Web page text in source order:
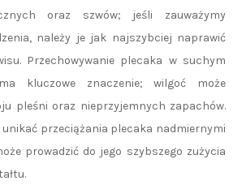
oraz szwów; jeśli zauważymy
należy je jak najszybciej naprawić
Przechowywanie plecaka w suchym
kluczowe znaczenie; wilgoć może
pleśni oraz nieprzyjemnych zapachów.
przeciążania plecaka nadmiernymi
prowadzić do jego szybszego zużycia